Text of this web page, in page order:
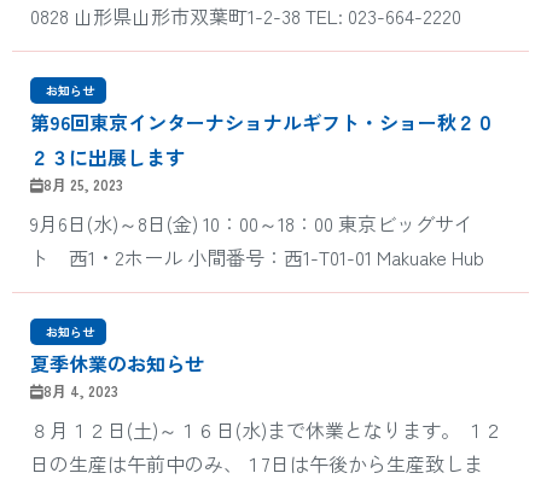
0828 山形県山形市双葉町1-2-38 TEL: 023-664-2220
‎ お知らせ
第96回東京インターナショナルギフト・ショー秋２０
２３に出展します
8月 25, 2023
9月6日(水)～8日(金) 10：00～18：00 東京ビッグサイ
ト 西1・2ホール 小間番号：西1-T01-01 Makuake Hub
‎ お知らせ
夏季休業のお知らせ
8月 4, 2023
８月１２日(土)～１６日(水)まで休業となります。 １２
日の生産は午前中のみ、１7日は午後から生産致しま